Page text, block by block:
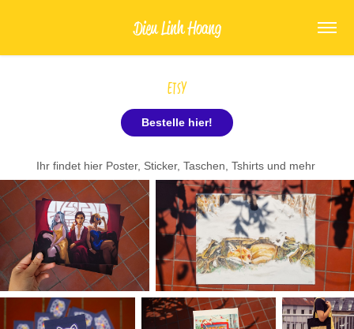
Dieu Linh Hoang
Etsy
Bestelle hier!
Ihr findet hier Poster, Sticker, Taschen, Tshirts und mehr